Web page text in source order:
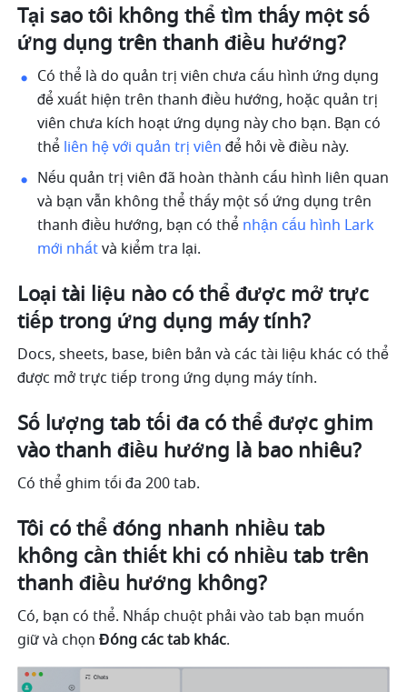
Tại sao tôi không thể tìm thấy một số
ứng dụng trên thanh điều hướng?
Có thể là do quản trị viên chưa cấu hình ứng dụng
để xuất hiện trên thanh điều hướng, hoặc quản trị
viên chưa kích hoạt ứng dụng này cho bạn. Bạn có
thể liên hệ với quản trị viên để hỏi về điều này.
Nếu quản trị viên đã hoàn thành cấu hình liên quan
và bạn vẫn không thể thấy một số ứng dụng trên
thanh điều hướng, bạn có thể nhận cấu hình Lark
mới nhất và kiểm tra lại.
Loại tài liệu nào có thể được mở trực
tiếp trong ứng dụng máy tính?
Docs, sheets, base, biên bản và các tài liệu khác có thể
được mở trực tiếp trong ứng dụng máy tính.
Số lượng tab tối đa có thể được ghim
vào thanh điều hướng là bao nhiêu?
Có thể ghim tối đa 200 tab.
Tôi có thể đóng nhanh nhiều tab
không cần thiết khi có nhiều tab trên
thanh điều hướng không?
Có, bạn có thể. Nhấp chuột phải vào tab bạn muốn
giữ và chọn Đóng các tab khác.